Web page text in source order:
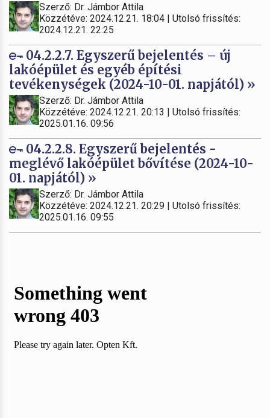
Szerző: Dr. Jámbor Attila
Közzétéve: 2024.12.21. 18:04 | Utolsó frissítés:
2024.12.21. 22:25
04.2.2.7. Egyszerű bejelentés – új
lakóépület és egyéb építési
tevékenységek (2024-10-01. napjától) »
Szerző: Dr. Jámbor Attila
Közzétéve: 2024.12.21. 20:13 | Utolsó frissítés:
2025.01.16. 09:56
04.2.2.8. Egyszerű bejelentés -
meglévő lakóépület bővítése (2024-10-
01. napjától) »
Szerző: Dr. Jámbor Attila
Közzétéve: 2024.12.21. 20:29 | Utolsó frissítés:
2025.01.16. 09:55